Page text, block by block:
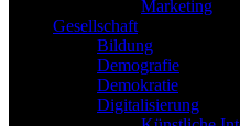
Marketing
Gesellschaft
Bildung
Demografie
Demokratie
Digitalisierung